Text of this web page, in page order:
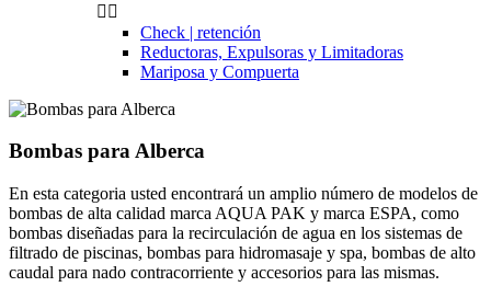
 
Check | retención
Reductoras, Expulsoras y Limitadoras
Mariposa y Compuerta
Bombas para Alberca
En esta categoria usted encontrará un amplio número de modelos de
bombas de alta calidad marca AQUA PAK y marca ESPA, como
bombas diseñadas para la recirculación de agua en los sistemas de
filtrado de piscinas, bombas para hidromasaje y spa, bombas de alto
caudal para nado contracorriente y accesorios para las mismas.